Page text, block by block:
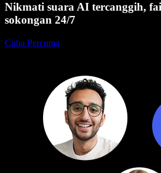
Nikmati suara AI tercanggih,
sokongan 24/7
Cuba Percuma